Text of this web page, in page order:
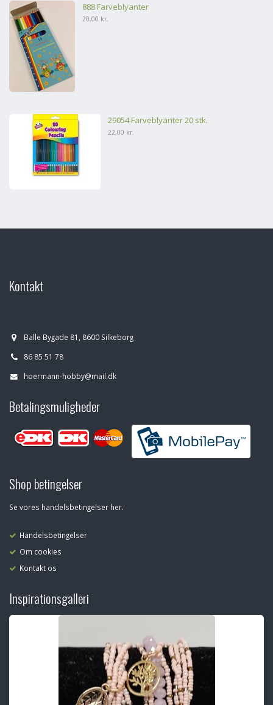
888 Farveblyanter
20,00 kr.
29054 Farveblyanter 20 stk.
22,00 kr.
Kontakt
Balle Bygade 81, 8600 Silkeborg
86 85 51 78
hoermann-hobby@mail.dk
Betalingsmuligheder
Shop betingelser
Se vores handelsbetingelser her.
Handelsbetingelser
Om cookies
Kontakt os
Inspirationsgalleri